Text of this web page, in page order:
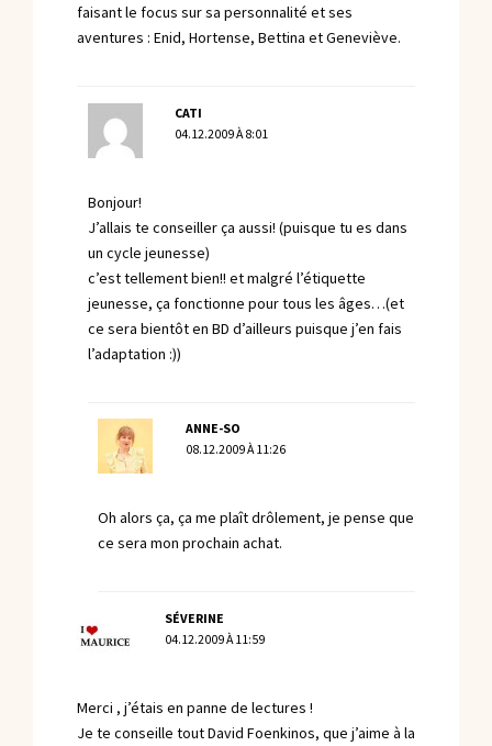
faisant le focus sur sa personnalité et ses
aventures : Enid, Hortense, Bettina et Geneviève.
CATI
04.12.2009 À 8:01
Bonjour!
J’allais te conseiller ça aussi! (puisque tu es dans
un cycle jeunesse)
c’est tellement bien!! et malgré l’étiquette
jeunesse, ça fonctionne pour tous les âges…(et
ce sera bientôt en BD d’ailleurs puisque j’en fais
l’adaptation :))
ANNE-SO
08.12.2009 À 11:26
Oh alors ça, ça me plaît drôlement, je pense que
ce sera mon prochain achat.
SÉVERINE
04.12.2009 À 11:59
Merci , j’étais en panne de lectures !
Je te conseille tout David Foenkinos, que j’aime à la